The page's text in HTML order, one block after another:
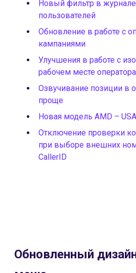
Новый фильтр в журнале
пользователей
Обновление в работе с
кампаниями
Улучшения в работе с
рабочем месте оператора
Озвучивание позиции в
проще
Новая модель AMD – USA
Отключение проверки
при выборе внешних
CallerID
Обновленный